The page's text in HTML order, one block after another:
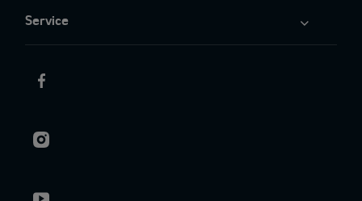
Service